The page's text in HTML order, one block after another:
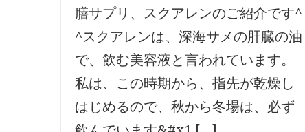
膳サプリ、スクアレンのご紹介です^
^スクアレンは、深海サメの肝臓の油
で、飲む美容液と言われています。
私は、この時期から、指先が乾燥し
はじめるので、秋から冬場は、必ず